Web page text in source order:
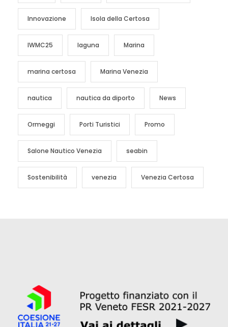
Innovazione Isola della Certosa
IWMC25 laguna Marina
marina certosa Marina Venezia
nautica nautica da diporto News
Ormeggi Porti Turistici Promo
Salone Nautico Venezia seabin
Sostenibilità venezia Venezia Certosa